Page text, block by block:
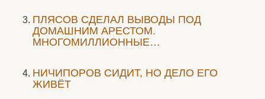
ПЛЯСОВ СДЕЛАЛ ВЫВОДЫ ПОД
ДОМАШНИМ АРЕСТОМ.
МНОГОМИЛЛИОННЫЕ…
НИЧИПОРОВ СИДИТ, НО ДЕЛО ЕГО
ЖИВЁТ